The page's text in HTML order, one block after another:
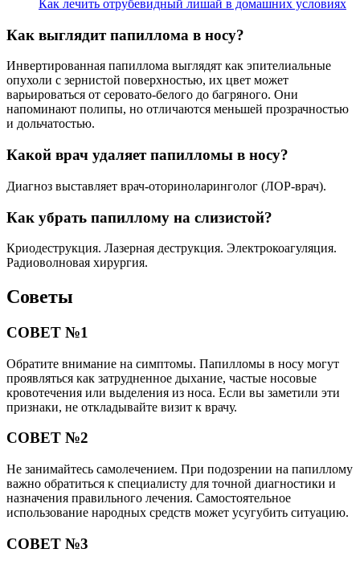
Как лечить отрубевидный лишай в домашних условиях
Как выглядит папиллома в носу?
Инвертированная папиллома выглядят как эпителиальные
опухоли с зернистой поверхностью, их цвет может
варьироваться от серовато-белого до багряного. Они
напоминают полипы, но отличаются меньшей прозрачностью
и дольчатостью.
Какой врач удаляет папилломы в носу?
Диагноз выставляет врач-оториноларинголог (ЛОР-врач).
Как убрать папиллому на слизистой?
Криодеструкция. Лазерная деструкция. Электрокоагуляция.
Радиоволновая хирургия.
Советы
СОВЕТ №1
Обратите внимание на симптомы. Папилломы в носу могут
проявляться как затрудненное дыхание, частые носовые
кровотечения или выделения из носа. Если вы заметили эти
признаки, не откладывайте визит к врачу.
СОВЕТ №2
Не занимайтесь самолечением. При подозрении на папиллому
важно обратиться к специалисту для точной диагностики и
назначения правильного лечения. Самостоятельное
использование народных средств может усугубить ситуацию.
СОВЕТ №3